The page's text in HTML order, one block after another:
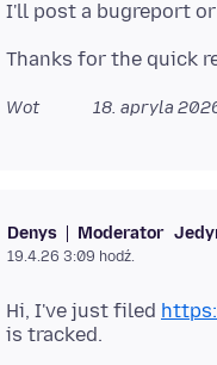
Wot ᅠᅠᅠ 18. apryla
Denys Moderator
19.4.26 3:09 hodź.
Hi, I've just filed